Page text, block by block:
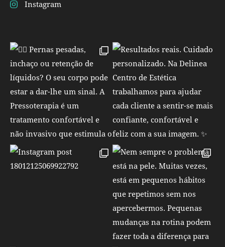
Instagram